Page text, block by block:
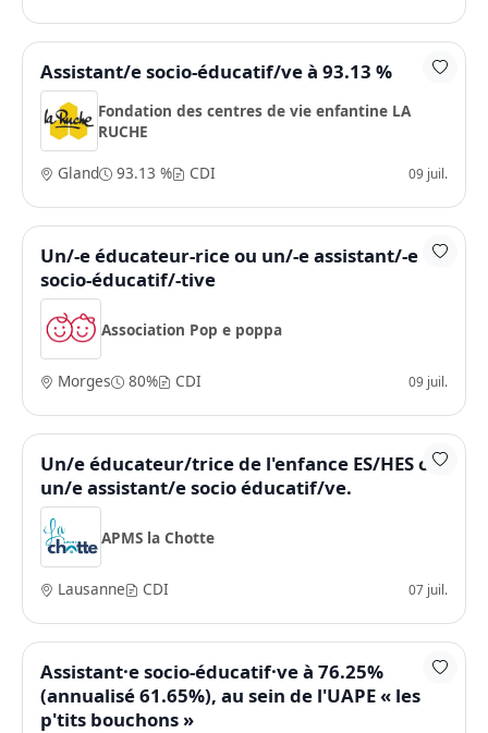
Assistant/e socio-éducatif/ve à 93.13 %
Fondation des centres de vie enfantine LA
RUCHE
Gland
93.13 % CDI 09 juil.
Un/-e éducateur-rice ou un/-e assistant/-e
socio-éducatif/-tive
Association Pop e poppa
Morges 80% CDI 09 juil.
Un/e éducateur/trice de l'enfance ES/HES ou
un/e assistant/e socio éducatif/ve.
APMS la Chotte
Lausanne CDI 07 juil.
Assistant·e socio-éducatif·ve à 76.25%
(annualisé 61.65%), au sein de l'UAPE « les
p'tits bouchons »